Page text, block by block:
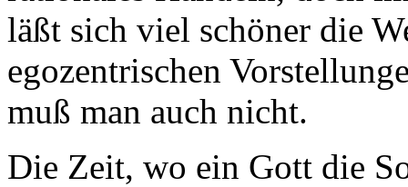
läßt sich viel schöner die
egozentrischen
muß man auch nicht.
Die Zeit, wo ein Gott die